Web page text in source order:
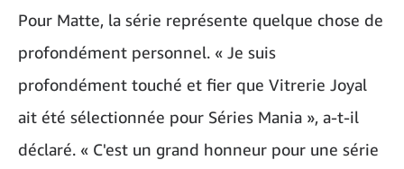
Pour Matte, la série représente quelque chose de
profondément personnel. « Je suis
profondément touché et fier que Vitrerie Joyal
ait été sélectionnée pour Séries Mania », a-t-il
déclaré. « C'est un grand honneur pour une série